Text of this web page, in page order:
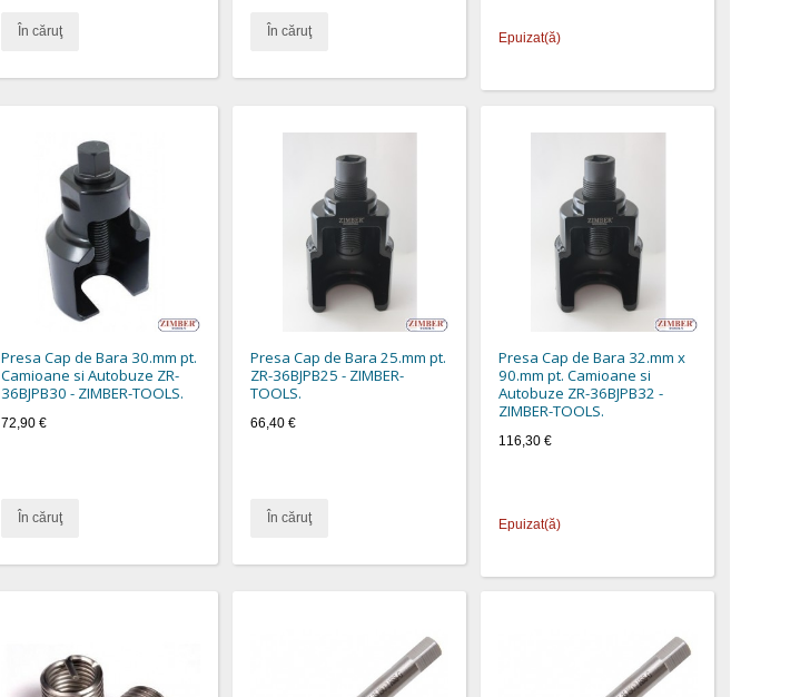
În căruţ În căruţ Epuizat(ă)
Presa Cap de Bara 30.mm pt.
Camioane si Autobuze ZR-
36BJPB30 - ZIMBER-TOOLS.
72,90 €
În căruţ
Presa Cap de Bara 25.mm pt.
ZR-36BJPB25 - ZIMBER-
TOOLS.
66,40 €
În căruţ
Presa Cap de Bara 32.mm x
90.mm pt. Camioane si
Autobuze ZR-36BJPB32 -
ZIMBER-TOOLS.
116,30 €
Epuizat(ă)